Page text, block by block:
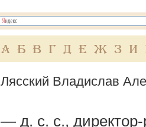
А Б В Г Д Е Ж З И
Лясский Владислав
— д. с. с., директор-